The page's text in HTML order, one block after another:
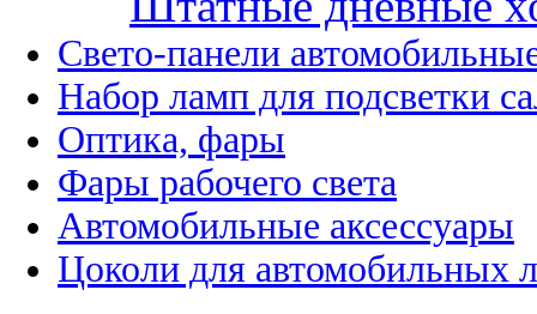
Свето-панели
Набор ламп для подсветки
Оптика, фары
Фары рабочего света
Автомобильные аксессуары
Цоколи для автомобильных